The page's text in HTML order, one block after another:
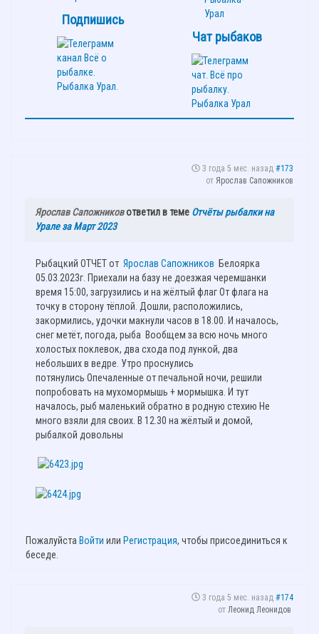
Подпишись
Чат рыбаков
3 года 5 мес. назад #173
от Ярослав Сапожников
Ярослав Сапожниковответил в теме Отчёты рыбалки на
Урале за Март 2023
Рыбацкий ОТЧЕТ от Ярослав Сапожников Белоярка
05.03.2023г. Приехали на базу не доезжая черемшанки
время 15:00, загрузились и на жёлтый флаг От флага на
точку в сторону тёплой. Дошли, расположились,
закормились, удочки макнули часов в 18.00. И началось,
снег метёт, погода, рыба Вообщем за всю ночь много
холостых поклевок, два схода под лункой, два
небольших в ведре. Утро проснулись
потянулись Опечаленные от печальной ночи, решили
попробовать на мухомормышь + мормышка. И тут
началось, рыб маленький обратно в родную стехию Не
много взяли для своих. В 12.30 на жёлтый и домой,
рыбалкой довольны
Пожалуйста Войти или Регистрация, чтобы присоединиться к
беседе.
3 года 5 мес. назад #174
от Леонид Леонидов